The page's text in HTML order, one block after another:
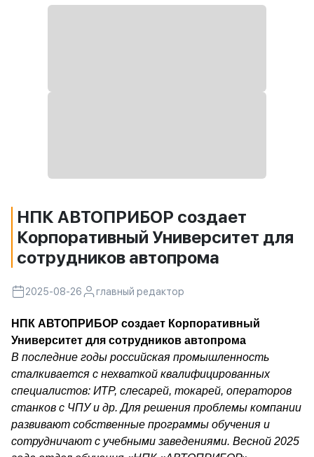
НПК АВТОПРИБОР создает
Корпоративный Университет для
сотрудников автопрома
2025-08-26 главный редактор
НПК АВТОПРИБОР создает Корпоративный
Университет для сотрудников автопрома
В последние годы российская промышленность
сталкивается с нехваткой квалифицированных
специалистов: ИТР, слесарей, токарей, операторов
станков с ЧПУ и др. Для решения проблемы компании
развивают собственные программы обучения и
сотрудничают с учебными заведениями. Весной 2025